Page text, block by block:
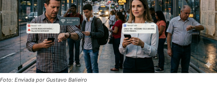
Foto: Enviada por Gustavo Balieiro